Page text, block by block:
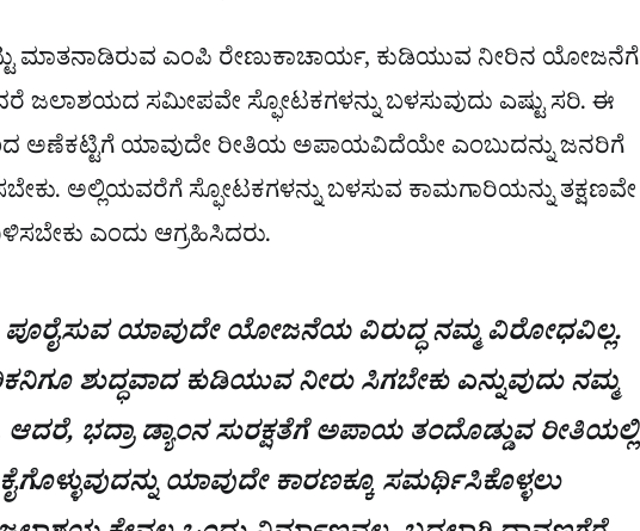
ಮಾತನಾಡಿರುವ ಎಂಪಿ ರೇಣುಕಾಚಾರ್ಯ, ಕುಡಿಯುವ ನೀರಿನ ಯೋಜನೆಗೆ
ಜಲಾಶಯದ ಸಮೀಪವೇ ಸ್ಫೋಟಕಗಳನ್ನು ಬಳಸುವುದು ಎಷ್ಟು ಸರಿ. ಈ
ಅಣೆಕಟ್ಟಿಗೆ ಯಾವುದೇ ರೀತಿಯ ಅಪಾಯವಿದೆಯೇ ಎಂಬುದನ್ನು ಜನರಿಗೆ
ಅಲ್ಲಿಯವರೆಗೆ ಸ್ಫೋಟಕಗಳನ್ನು ಬಳಸುವ ಕಾಮಗಾರಿಯನ್ನು ತಕ್ಷಣವೇ
ಎಂದು ಆಗ್ರಹಿಸಿದರು.
ಪೂರೈಸುವ ಯಾವುದೇ ಯೋಜನೆಯ ವಿರುದ್ಧ ನಮ್ಮ ವಿರೋಧವಿಲ್ಲ.
ಶುದ್ಧವಾದ ಕುಡಿಯುವ ನೀರು ಸಿಗಬೇಕು ಎನ್ನುವುದು ನಮ್ಮ
ಆದರೆ, ಭದ್ರಾ ಡ್ಯಾಂನ ಸುರಕ್ಷತೆಗೆ ಅಪಾಯ ತಂದೊಡ್ಡುವ ರೀತಿಯಲ್ಲಿ
ಯಾವುದೇ ಕಾರಣಕ್ಕೂ ಸಮರ್ಥಿಸಿಕೊಳ್ಳಲು